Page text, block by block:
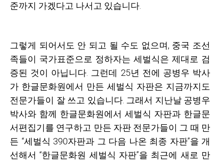
준까지 가겠다고 나서고 있습니다
그렇게 되어서도 안 되고 될 수도 없으며, 중국 조선
족들이 국가표준으로 정하자는 세벌식은 제대로 검
증된 것이 아닙니다 그런데 25년 전에 공병우 박사
가 한글문화원에서 만든 세벌식 자판은 지금까지도
전문가들이 잘 쓰고 있습니다. 그래서 지난날 공병우
박사와 함께 한글문화원에서 세벌식 자판과 한글문
서편집기를 연구하고 만든 자판 전문가들이 그 때 만
든 “세벌식 390자판과 그 다음 나온 최종 자판”을 개
선해서 “한글문화원 세벌식 자판”을 최근에 새로 만